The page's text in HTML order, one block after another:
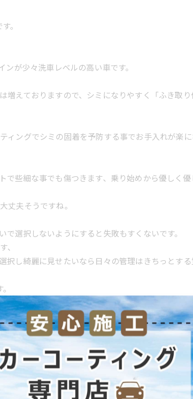
。
が少々洗車レベルの高い車です。
増えておりますので、シミになりやすく「ふき取
ィングでシミの固着を予防する事でお手入れが楽
些細な事でも傷つきます、乗り始めから優しく優
丈夫そうですね。
選択しないようにすると失敗もすくないです。
し綺麗に見せたいなら日々の管理はきちっとする
だからこそ
オーナー様も忘れずに店舗メンテナンスもご利用